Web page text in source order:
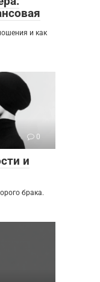
и как
0
и
брака.